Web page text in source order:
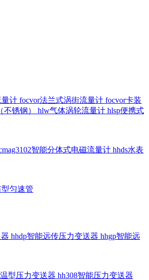
量计 focvor法兰式涡街流量计 focvor卡装
不锈钢） hlw气体涡轮流量计 hlsp便携式
智能分体式电磁流量计 hhds水表
型匀速管
hhdp智能远传压力变送器 hhgp智能远
型压力变送器 hh308智能压力变送器